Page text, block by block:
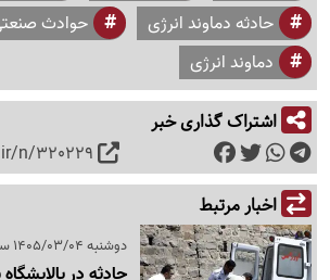
حادثه دماوند انرژی
حوادث
دماوند انرژی
اشتراک گذاری خبر
n/320229
اخبار مرتبط
دوشنبه 1405/03/04 ساعت 14:28